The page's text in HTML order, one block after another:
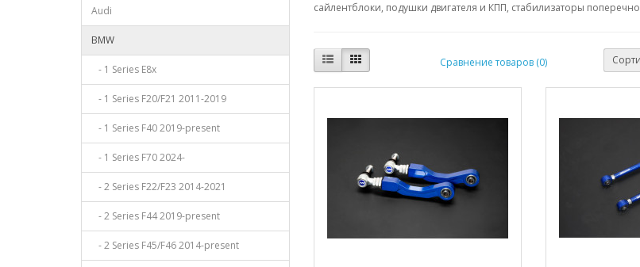
Audi
BMW
- 1 Series E8x
- 1 Series F20/F21 2011-2019
- 1 Series F40 2019-present
- 1 Series F70 2024-
- 2 Series F22/F23 2014-2021
- 2 Series F44 2019-present
- 2 Series F45/F46 2014-present
сайлентблоки, подушки двигателя и КПП, стабилизаторы
Сравнение товаров (0)